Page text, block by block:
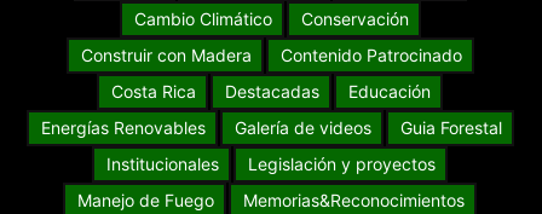
Cambio Climático
Conservación
Construir con Madera
Contenido Patrocinado
Costa Rica
Destacadas
Educación
Energías Renovables
Galería de videos
Guia Forestal
Institucionales
Legislación y proyectos
Manejo de Fuego
Memorias&Reconocimientos